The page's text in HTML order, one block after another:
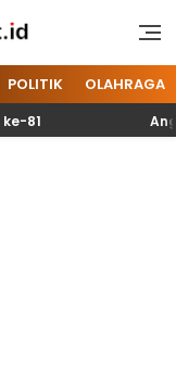
POLITIK OLAHRAGA